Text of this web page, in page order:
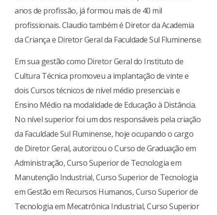
anos de profissão, já formou mais de 40 mil
profissionais. Claudio também é Diretor da Academia
da Criança e Diretor Geral da Faculdade Sul Fluminense.
Em sua gestão como Diretor Geral do Instituto de
Cultura Técnica promoveu a implantação de vinte e
dois Cursos técnicos de nível médio presenciais e
Ensino Médio na modalidade de Educação à Distância.
No nível superior foi um dos responsáveis pela criação
da Faculdade Sul Fluminense, hoje ocupando o cargo
de Diretor Geral, autorizou o Curso de Graduação em
Administração, Curso Superior de Tecnologia em
Manutenção Industrial, Curso Superior de Tecnologia
em Gestão em Recursos Humanos, Curso Superior de
Tecnologia em Mecatrônica Industrial, Curso Superior